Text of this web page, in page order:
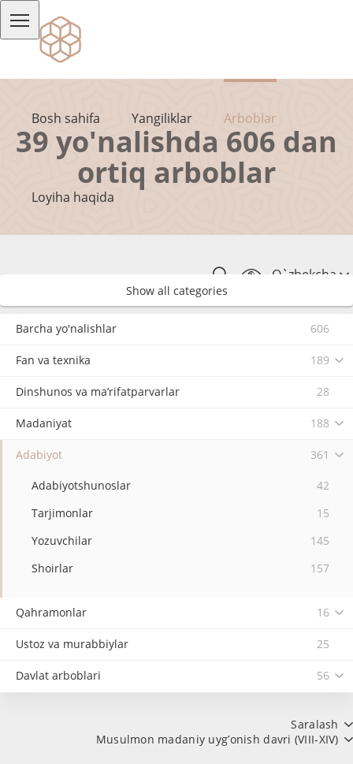
Bosh sahifa Yangiliklar Arboblar
Loyiha haqida
O`zbekcha
39 yo'nalishda 606 dan
ortiq arboblar
Show all categories
Barcha yo'nalishlar 606
Fan va texnika 189
Dinshunos va ma’rifatparvarlar 28
Madaniyat 188
Adabiyot 361
Adabiyotshunoslar
42
Tarjimonlar
15
Yozuvchilar
145
Shoirlar
157
Qahramonlar 16
Ustoz va murabbiylar 25
Davlat arboblari 56
Saralash
Musulmon madaniy uyg’onish davri (VIII-XIV)